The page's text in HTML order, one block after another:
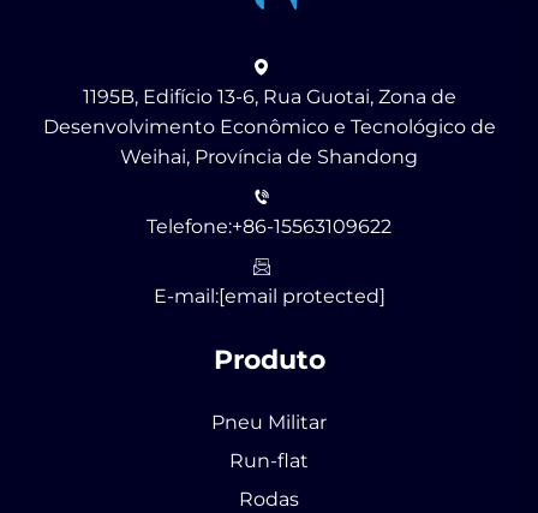
1195B, Edifício 13-6, Rua Guotai, Zona de
Desenvolvimento Econômico e Tecnológico de
Weihai, Província de Shandong
Telefone:+86-15563109622
E-mail:[email protected]
Produto
Pneu Militar
Run-flat
Rodas